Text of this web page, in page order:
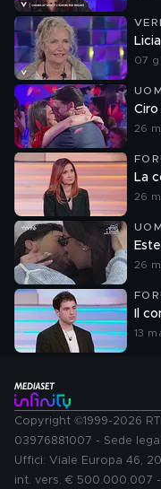
07
Ciro
26
La
26
26
Il
13
Copyright ©1999-2026
03976881007 - Sede
Uffici: Viale Europa 46,
int. vers. € 500.000.007 -